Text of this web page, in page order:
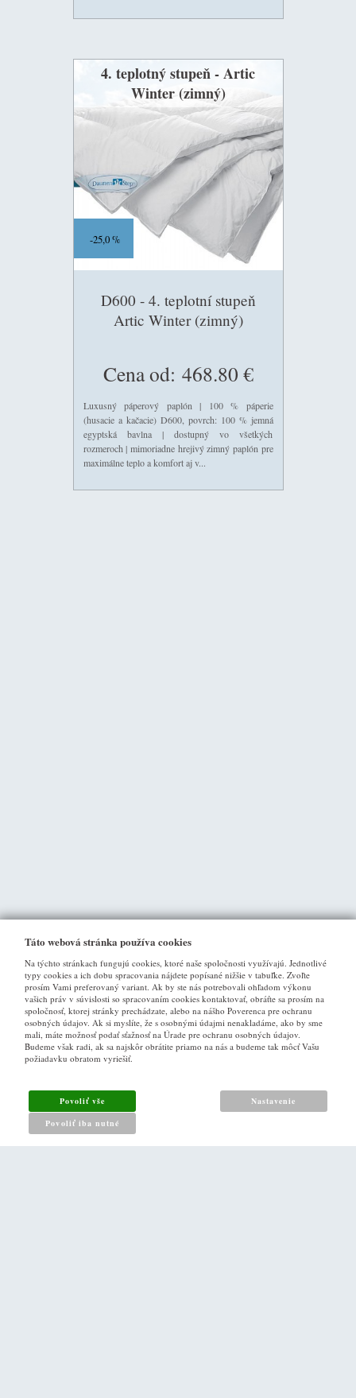
4. teplotný stupeň - Artic
Winter (zimný)
D600 - 4. teplotní stupeň
Artic Winter (zimný)
25,0 %
Cena od: 468.80 €
Luxusný páperový paplón | 100 % páperie
(husacie a kačacie) D600, povrch: 100 % jemná
egyptská bavlna | dostupný vo všetkých
rozmeroch | mimoriadne hrejivý zimný paplón pre
maximálne teplo a komfort aj v...
VŠE O NÁKUPU
Ako nakupovat
Reklamacny poriadok
Zásady pro nakládání s osobními údaji
Táto webová stránka používa cookies
Na týchto stránkach fungujú cookies, ktoré naše spoločnosti využívajú. Jednotlivé
typy cookies a ich dobu spracovania nájdete popísané nižšie v tabuľke. Zvoľte
prosím Vami preferovaný variant. Ak by ste nás potrebovali ohľadom výkonu
vašich práv v súvislosti so spracovaním cookies kontaktovať, obráťte sa prosím na
spoločnosť, ktorej stránky prechádzate, alebo na nášho Poverenca pre ochranu
osobných údajov. Ak si myslíte, že s osobnými údajmi nenakladáme, ako by sme
mali, máte možnosť podať sťažnosť na Úrade pre ochranu osobných údajov.
Budeme však radi, ak sa najskôr obrátite priamo na nás a budeme tak môcť Vašu
požiadavku obratom vyriešiť.
Povoliť vše
Povoliť iba nutné
Nastavenie